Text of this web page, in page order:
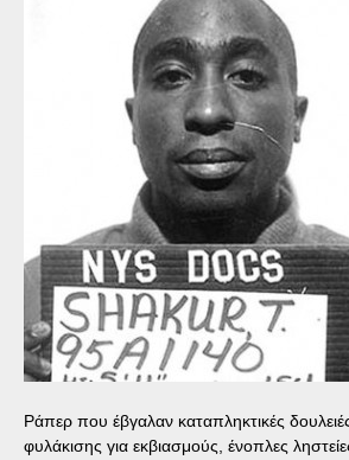
Ράπερ που έβγαλαν καταπληκτικές
φυλάκισης για εκβιασμούς, ένοπλες